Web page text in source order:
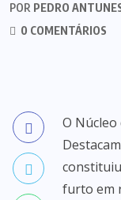
POR PEDRO
0 COMENTÁRIOS
O Núcleo
furto em